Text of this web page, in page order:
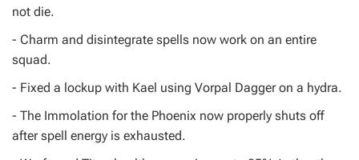
not die.
- Charm and disintegrate spells now work on an entire
squad.
- Fixed a lockup with Kael using Vorpal Dagger on a hydra.
- The Immolation for the Phoenix now properly shuts off
after spell energy is exhausted.